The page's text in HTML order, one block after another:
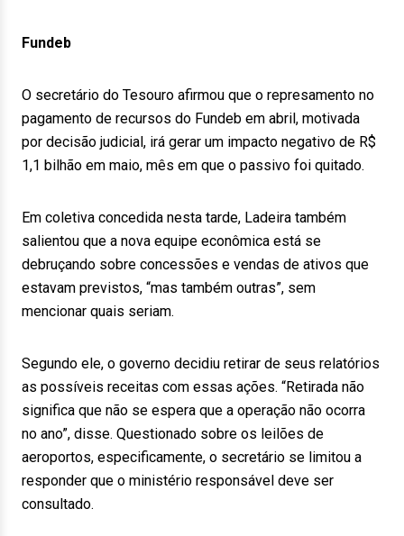
Fundeb
O secretário do Tesouro afirmou que o represamento no
pagamento de recursos do Fundeb em abril, motivada
por decisão judicial, irá gerar um impacto negativo de R$
1,1 bilhão em maio, mês em que o passivo foi quitado.
Em coletiva concedida nesta tarde, Ladeira também
salientou que a nova equipe econômica está se
debruçando sobre concessões e vendas de ativos que
estavam previstos, “mas também outras”, sem
mencionar quais seriam.
Segundo ele, o governo decidiu retirar de seus relatórios
as possíveis receitas com essas ações. “Retirada não
significa que não se espera que a operação não ocorra
no ano”, disse. Questionado sobre os leilões de
aeroportos, especificamente, o secretário se limitou a
responder que o ministério responsável deve ser
consultado.